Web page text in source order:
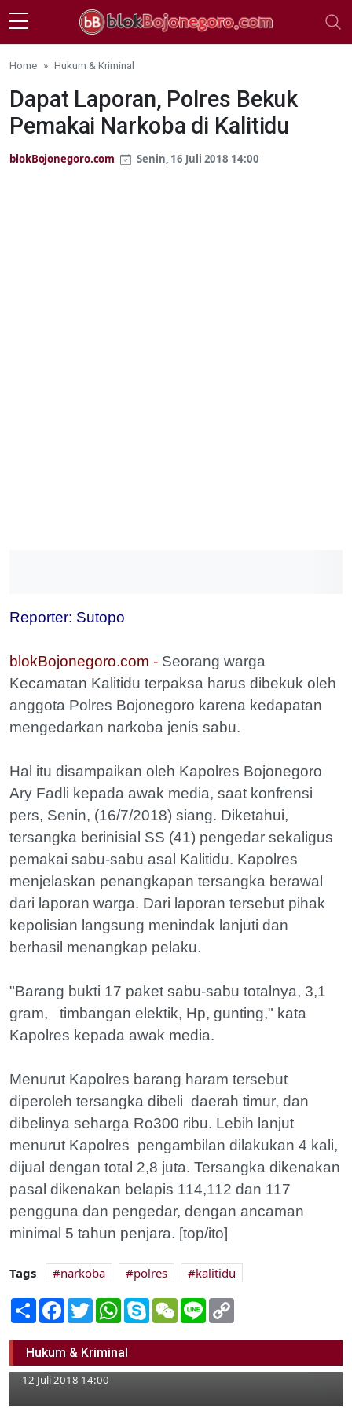
Skip to main content
Home Hukum & Kriminal
Dapat Laporan, Polres Bekuk
Pemakai Narkoba di Kalitidu
blokBojonegoro.com Senin, 16 Juli 2018 14:00
Reporter: Sutopo
blokBojonegoro.com - Seorang warga
Kecamatan Kalitidu terpaksa harus dibekuk oleh
anggota Polres Bojonegoro karena kedapatan
mengedarkan narkoba jenis sabu.
Hal itu disampaikan oleh Kapolres Bojonegoro
Ary Fadli kepada awak media, saat konfrensi
pers, Senin, (16/7/2018) siang. Diketahui,
tersangka berinisial SS (41) pengedar sekaligus
pemakai sabu-sabu asal Kalitidu. Kapolres
menjelaskan penangkapan tersangka berawal
dari laporan warga. Dari laporan tersebut pihak
kepolisian langsung menindak lanjuti dan
berhasil menangkap pelaku.
"Barang bukti 17 paket sabu-sabu totalnya, 3,1
gram, timbangan elektik, Hp, gunting," kata
Kapolres kepada awak media.
Menurut Kapolres barang haram tersebut
diperoleh tersangka dibeli daerah timur, dan
dibelinya seharga Ro300 ribu. Lebih lanjut
menurut Kapolres pengambilan dilakukan 4 kali,
dijual dengan total 2,8 juta. Tersangka dikenakan
pasal dikenakan belapis 114,112 dan 117
pengguna dan pengedar, dengan ancaman
minimal 5 tahun penjara. [top/ito]
Tags narkoba polres
kalitidu
Share Facebook
TwitterWhatsApp
SkypeWeChatLine
Hukum & Kriminal
Oknum Kades di Malo Tetap Akan Diproses
di Dua Wilayah Hukum
12 Juli 2018 14:00